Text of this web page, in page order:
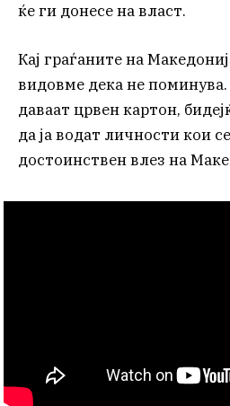
ќе ги донесе на власт.
Кај граѓаните на
видовме дека не
даваат црвен картон,
да ја водат личности кои
достоинствен влез на